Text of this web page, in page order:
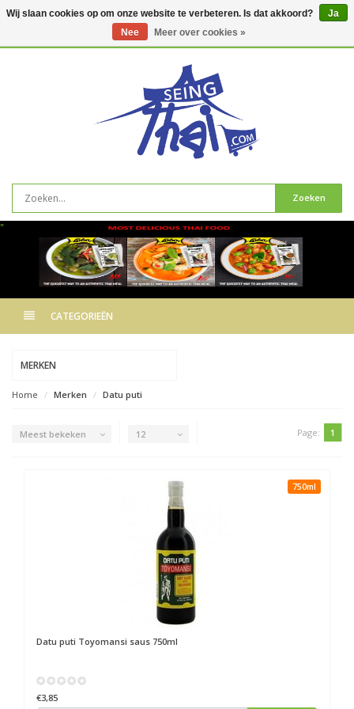
Zoeken
"
CATEGORIEËN
MERKEN
Home Merken Datu puti
Meest bekeken 12 Page: 1
750ml
Datu puti Toyomansi saus 750ml
€3,85
Wij slaan cookies op om onze website te verbeteren. Is dat akkoord?
Ja
Nee
Meer over cookies »